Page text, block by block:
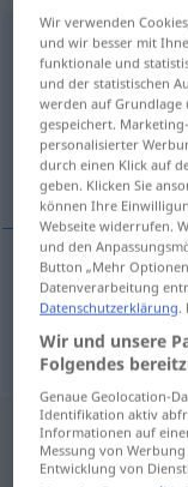
Reißwollef
Übersicht aller
(Für mehr Details
reprocessed(od
Reißwolle TEX
Wir verwenden
und wir besser mit
funktionale und
und der statistischen
werden auf Grundlage
gespeichert.
personalisierter
durch einen Klick auf
geben. Klicken Sie
können Ihre
Webseite widerrufen.
und den
Button „Mehr
Datenverarbeitung
Datenschutzerklärung.
Wir und unsere
Folgendes
Genaue Geolocation-
Identifikation aktiv
Informationen auf
Messung von
Entwicklung von